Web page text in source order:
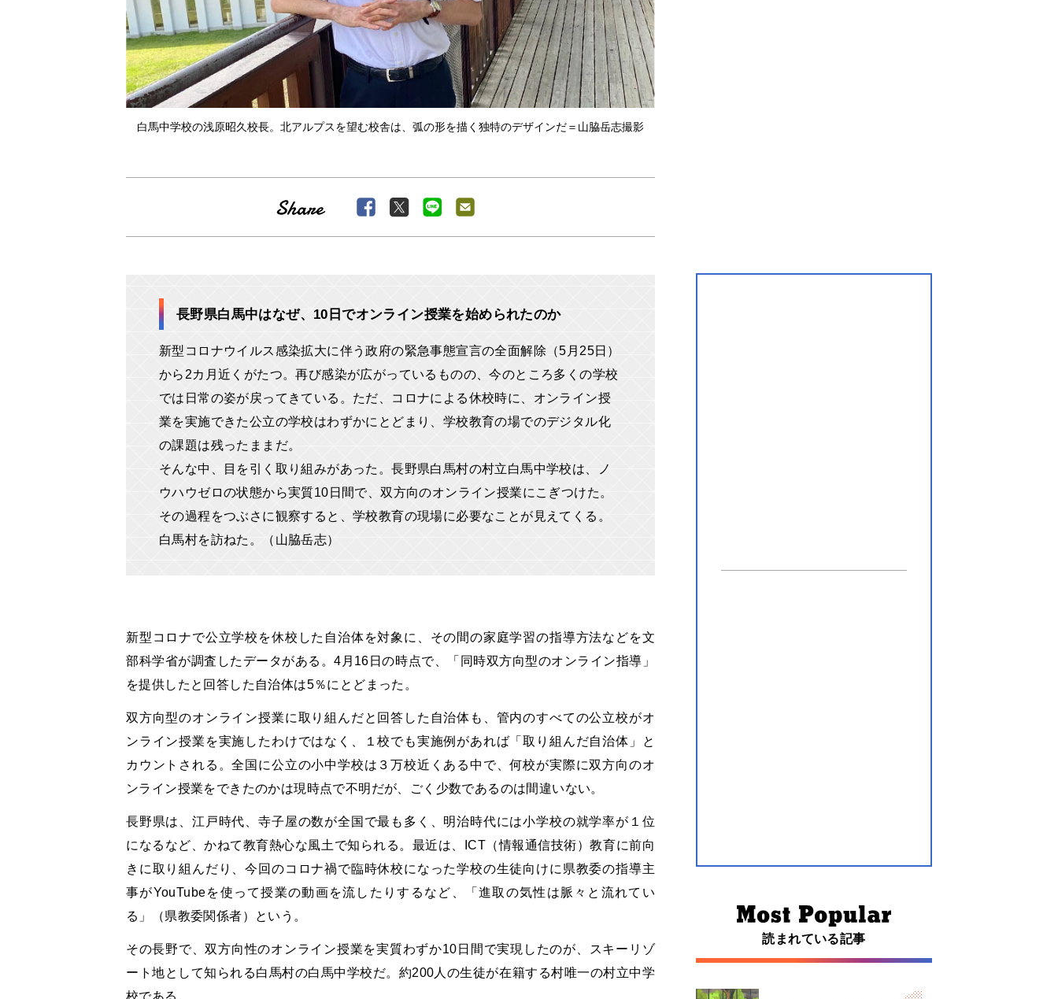
白馬中学校の浅原昭久校長。北アルプスを望む校舎は、弧の形を描く独特のデザインだ＝山脇岳志撮影
長野県白馬中はなぜ、10日でオンライン授業を始められたのか
新型コロナウイルス感染拡大に伴う政府の緊急事態宣言の全面解除（5月25日）
から2カ月近くがたつ。再び感染が広がっているものの、今のところ多くの学校
では日常の姿が戻ってきている。ただ、コロナによる休校時に、オンライン授
業を実施できた公立の学校はわずかにとどまり、学校教育の場でのデジタル化
の課題は残ったままだ。
そんな中、目を引く取り組みがあった。長野県白馬村の村立白馬中学校は、ノ
ウハウゼロの状態から実質10日間で、双方向のオンライン授業にこぎつけた。
その過程をつぶさに観察すると、学校教育の現場に必要なことが見えてくる。
白馬村を訪ねた。（山脇岳志）
新型コロナで公立学校を休校した自治体を対象に、その間の家庭学習の指導方法などを文
部科学省が調査したデータがある。4月16日の時点で、「同時双方向型のオンライン指導」
を提供したと回答した自治体は5％にとどまった。
双方向型のオンライン授業に取り組んだと回答した自治体も、管内のすべての公立校がオ
ンライン授業を実施したわけではなく、１校でも実施例があれば「取り組んだ自治体」と
カウントされる。全国に公立の小中学校は３万校近くある中で、何校が実際に双方向のオ
ンライン授業をできたのかは現時点で不明だが、ごく少数であるのは間違いない。
長野県は、江戸時代、寺子屋の数が全国で最も多く、明治時代には小学校の就学率が１位
になるなど、かねて教育熱心な風土で知られる。最近は、ICT（情報通信技術）教育に前向
きに取り組んだり、今回のコロナ禍で臨時休校になった学校の生徒向けに県教委の指導主
事がYouTubeを使って授業の動画を流したりするなど、「進取の気性は脈々と流れてい
る」（県教委関係者）という。
その長野で、双方向性のオンライン授業を実質わずか10日間で実現したのが、スキーリゾ
ート地として知られる白馬村の白馬中学校だ。約200人の生徒が在籍する村唯一の村立中学
校である。
読まれている記事